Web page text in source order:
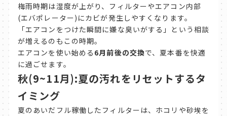
梅雨時期は湿度が上がり、フィルターやエアコン内部
(エバポレーター)にカビが発生しやすくなります。
「エアコンをつけた瞬間に嫌な臭いがする」という相談
が増えるのもこの時期。
エアコンを使い始める 6月前後の交換で、夏本番を快適
に過ごせます。
秋(9~11月):夏の汚れをリセットするタ
イミング
夏のあいだフル稼働したフィルターは、ホコリや砂埃を